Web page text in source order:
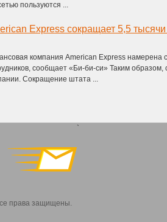
пользуются ...
Express сокращает 5,5 тысячи
компания American Express намерена
сообщает «Би-би-си» Таким образом,
Сокращение штата ...
`
права защищены.